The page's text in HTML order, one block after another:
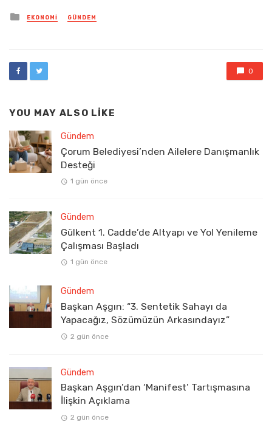
Posted
in
EKONOMI GÜNDEM
0
YOU MAY ALSO LIKE
Gündem
Çorum Belediyesi’nden Ailelere Danışmanlık
Desteği
1 gün önce
Gündem
Gülkent 1. Cadde’de Altyapı ve Yol Yenileme
Çalışması Başladı
1 gün önce
Gündem
Başkan Aşgın: “3. Sentetik Sahayı da
Yapacağız, Sözümüzün Arkasındayız”
2 gün önce
Gündem
Başkan Aşgın’dan ‘Manifest’ Tartışmasına
İlişkin Açıklama
2 gün önce